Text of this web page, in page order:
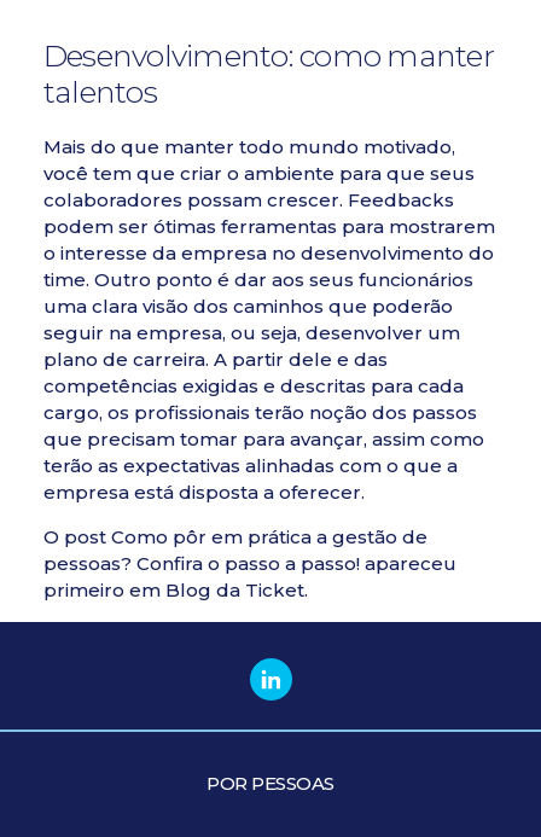
Desenvolvimento: como manter
talentos
Mais do que manter todo mundo motivado,
você tem que criar o ambiente para que seus
colaboradores possam crescer. Feedbacks
podem ser ótimas ferramentas para mostrarem
o interesse da empresa no desenvolvimento do
time. Outro ponto é dar aos seus funcionários
uma clara visão dos caminhos que poderão
seguir na empresa, ou seja, desenvolver um
plano de carreira. A partir dele e das
competências exigidas e descritas para cada
cargo, os profissionais terão noção dos passos
que precisam tomar para avançar, assim como
terão as expectativas alinhadas com o que a
empresa está disposta a oferecer.
O post Como pôr em prática a gestão de
pessoas? Confira o passo a passo!apareceu
primeiro em Blog da Ticket.
POR PESSOAS